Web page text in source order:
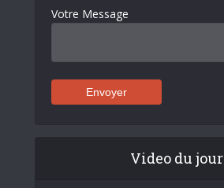
Votre Message
Video du jour